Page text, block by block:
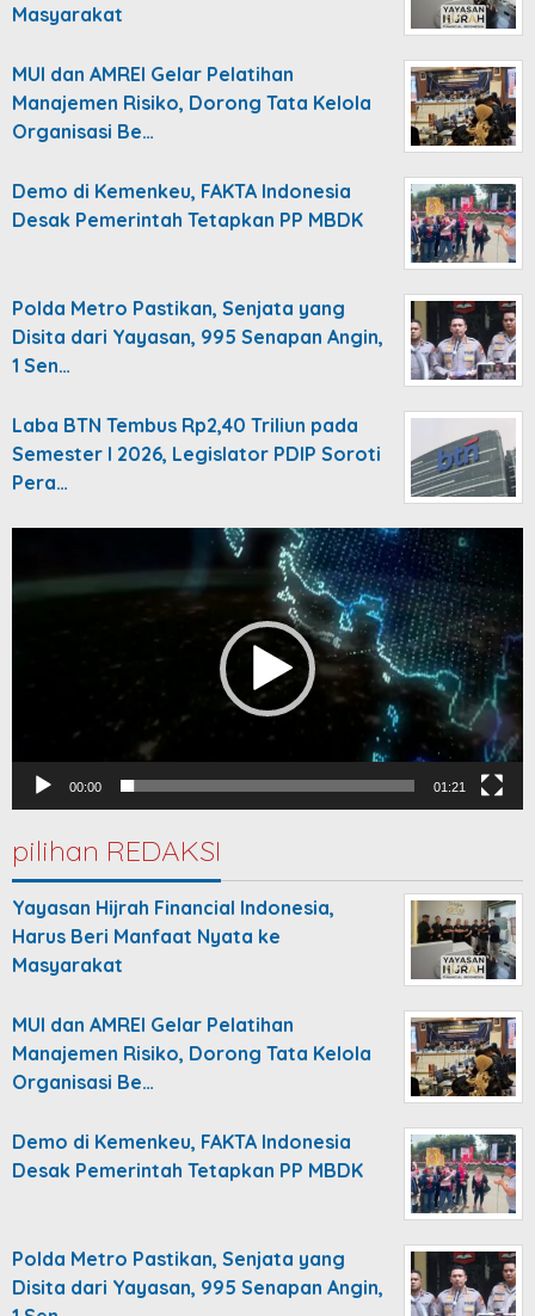
Masyarakat
MUI dan AMREI Gelar Pelatihan
Manajemen Risiko, Dorong Tata Kelola
Organisasi Be…
Demo di Kemenkeu, FAKTA Indonesia
Desak Pemerintah Tetapkan PP MBDK
Polda Metro Pastikan, Senjata yang
Disita dari Yayasan, 995 Senapan Angin,
1 Sen…
Laba BTN Tembus Rp2,40 Triliun pada
Semester I 2026, Legislator PDIP Soroti
Pera…
00:00 01:21
pilihan REDAKSI
Yayasan Hijrah Financial Indonesia,
Harus Beri Manfaat Nyata ke
Masyarakat
MUI dan AMREI Gelar Pelatihan
Manajemen Risiko, Dorong Tata Kelola
Organisasi Be…
Demo di Kemenkeu, FAKTA Indonesia
Desak Pemerintah Tetapkan PP MBDK
Polda Metro Pastikan, Senjata yang
Disita dari Yayasan, 995 Senapan Angin,